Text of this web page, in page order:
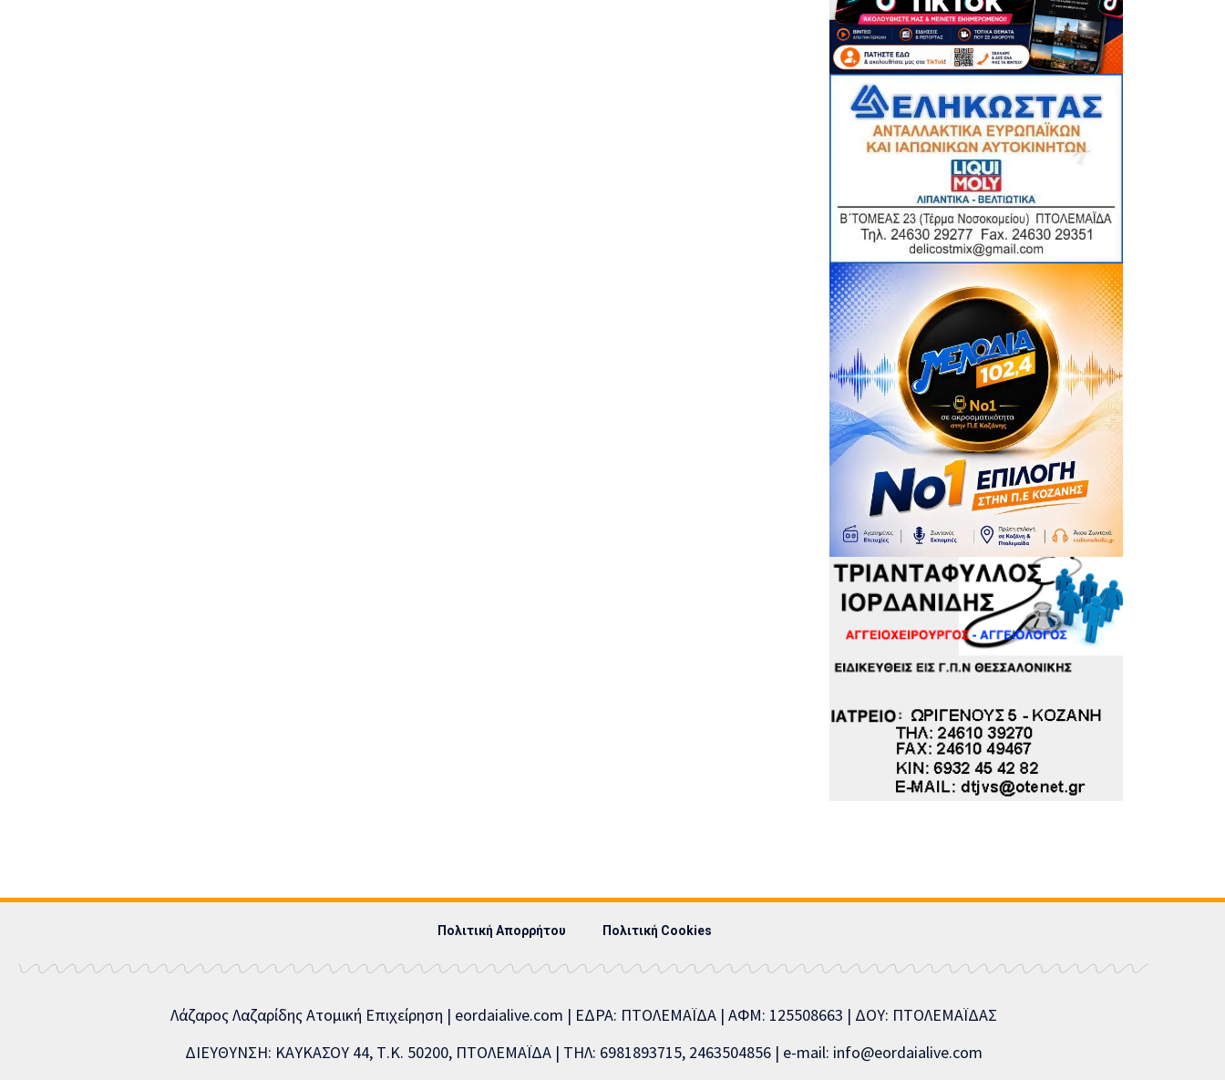
Πολιτική Απορρήτου Πολιτική Cookies
Λάζαρος Λαζαρίδης Ατομική Επιχείρηση | eordaialive.com | ΕΔΡΑ: ΠΤΟΛΕΜΑΪΔΑ | ΑΦΜ: 125508663 | ΔΟΥ: ΠΤΟΛΕΜΑΪΔΑΣ
ΔΙΕΥΘΥΝΣΗ: ΚΑΥΚΑΣΟΥ 44, Τ.Κ. 50200, ΠΤΟΛΕΜΑΪΔΑ | ΤΗΛ: 6981893715, 2463504856 | e-mail: info@eordaialive.com